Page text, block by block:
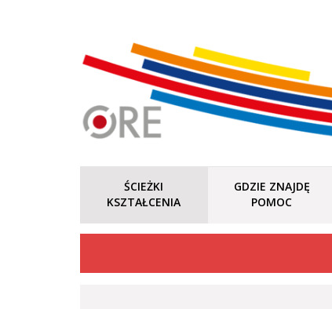
ŚCIEŻKI
KSZTAŁCENIA
GDZIE ZNAJDĘ
POMOC